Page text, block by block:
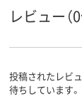
レビュー（0
投稿されたレビ
待ちしています。